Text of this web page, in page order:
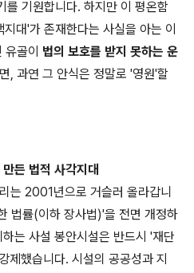
를 기원합니다. 하지만 이 평온함
대'가 존재한다는 사실을 아는 이
골이 법의 보호를 받지 못하는 운
, 과연 그 안식은 정말로 '영원'할
든 법적 사각지대
는 2001년으로 거슬러 올라갑니
법률(이하 장사법)'을 전면 개정하
는 사설 봉안시설은 반드시 '재단
제했습니다. 시설의 공공성과 지